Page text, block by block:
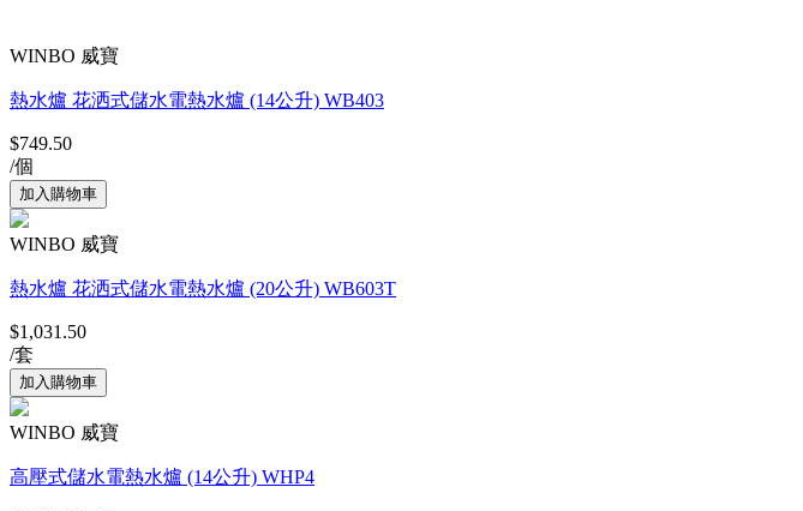
WINBO 威寶
熱水爐 花洒式儲水電熱水爐 (14公升) WB403
$749.50
/個
WINBO 威寶
熱水爐 花洒式儲水電熱水爐 (20公升) WB603T
$1,031.50
/套
WINBO 威寶
高壓式儲水電熱水爐 (14公升) WHP4